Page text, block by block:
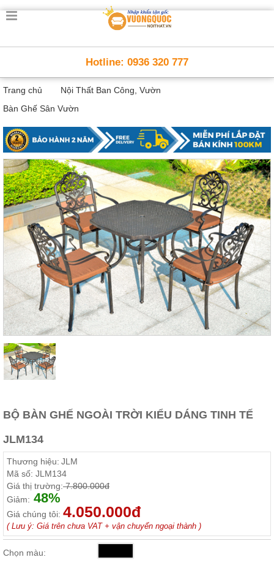
Trang
Thông
Minh
Nội
thất
minh
Nội
Thất
Trẻ
Em
Giường
tầng,
bàn
Nội
Thất
Phòng
Khách
Sofa,
tủ
Bàn
trà...
Nội
Phòng
Ngủ
ngủ, tủ
áo, bàn
trang
điểm
Nội
Phòng
Ăn
ăn,
Hotline: 0936 320 777
Trang chủ
Nội Thất Ban Công, Vườn
Bàn Ghế Sân Vườn
BỘ BÀN GHẾ NGOÀI TRỜI KIỂU DÁNG TINH TẾ
JLM134
Thương hiệu: JLM
Mã số: JLM134
Giá thị trường:7.800.000đ
Giảm: 48%
Giá chúng tôi: 4.050.000đ
( Lưu ý: Giá trên chưa VAT + vận chuyển ngoại thành )
Chọn màu: